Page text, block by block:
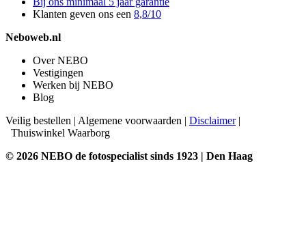
Klanten geven ons een 8,8/10
Neboweb.nl
Over NEBO
Vestigingen
Werken bij NEBO
Blog
Veilig bestellen | Algemene voorwaarden | Disclaimer|
Thuiswinkel Waarborg
© 2026 NEBO de fotospecialist sinds 1923 | Den Haag